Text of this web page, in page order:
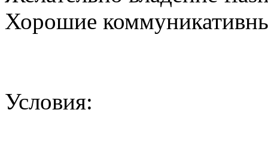
Хорошие
Условия: